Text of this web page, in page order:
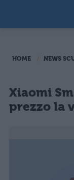
HOME NEWS
Xiaomi
prezzo la